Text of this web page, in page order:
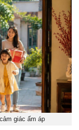
giác ấm áp